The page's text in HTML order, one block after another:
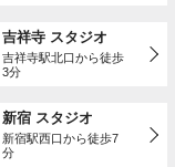
吉祥寺 スタジオ
吉祥寺駅北口から徒歩
3分
新宿 スタジオ
新宿駅西口から徒歩7
分